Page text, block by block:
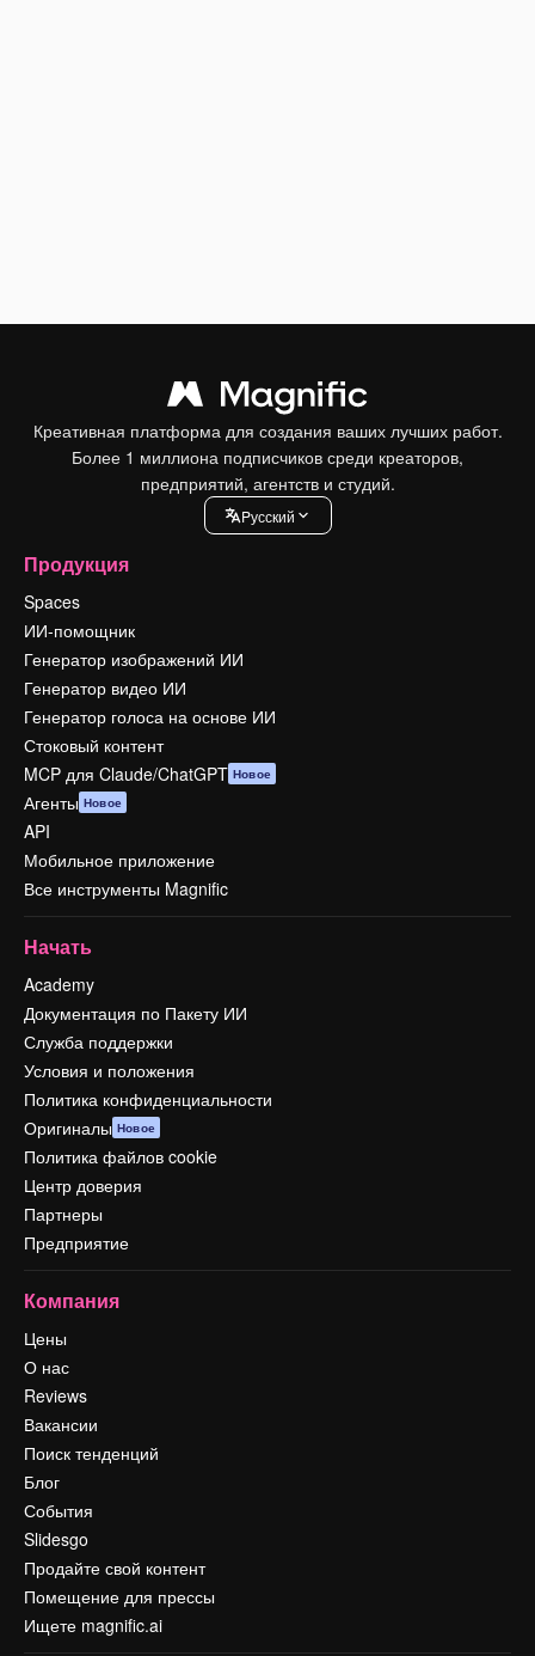
Креативная платформа для создания ваших лучших работ.
Более 1 миллиона подписчиков среди креаторов,
предприятий, агентств и студий.
Pусский
Продукция
Spaces
ИИ-помощник
Генератор изображений ИИ
Генератор видео ИИ
Генератор голоса на основе ИИ
Стоковый контент
MCP для Claude/ChatGPT Новое
Агенты Новое
API
Мобильное приложение
Все инструменты Magnific
Начать
Academy
Документация по Пакету ИИ
Служба поддержки
Условия и положения
Политика конфиденциальности
Оригиналы Новое
Политика файлов cookie
Центр доверия
Партнеры
Предприятие
Компания
Цены
О нас
Reviews
Вакансии
Поиск тенденций
Блог
События
Slidesgo
Продайте свой контент
Помещение для прессы
Ищете magnific.ai